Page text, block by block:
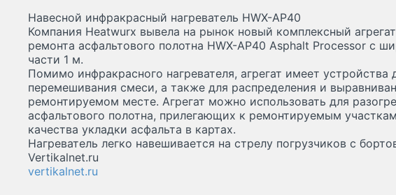
Навесной инфракрасный нагреватель HWX-AP40
Компания Heatwurx вывела на рынок новый комплексный
ремонта асфальтового полотна HWX-AP40 Asphalt Processor с
части 1 м.
Помимо инфракрасного нагревателя, агрегат имеет устройства
перемешивания смеси, а также для распределения и
ремонтируемом месте. Агрегат можно использовать для
асфальтового полотна, прилегающих к ремонтируемым
качества укладки асфальта в картах.
Нагреватель легко навешивается на стрелу погрузчиков с
Vertikalnet.ru
vertikalnet.ru